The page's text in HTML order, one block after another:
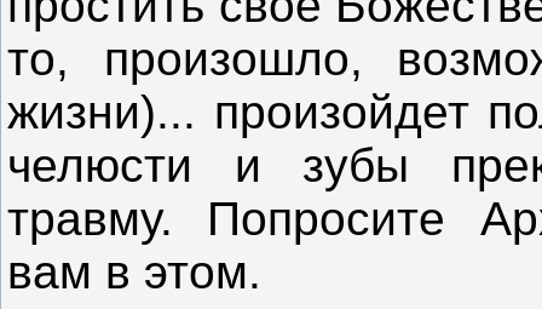
то, произошло,
жизни)... произойдет
челюсти и зубы
травму. Попросите
вам в этом.